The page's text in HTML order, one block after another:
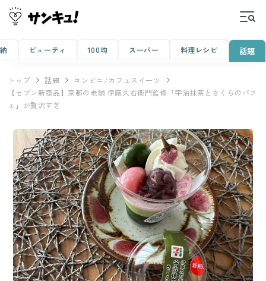
ビューティ 100均 スーパー 料理レシピ 話題
トップ 話題
コンビニ/カフェスイーツ
【セブン新商品】京都の老舗 伊藤久右衛門監修「宇治抹茶とさくらのパフ
ェ」が贅沢すぎ